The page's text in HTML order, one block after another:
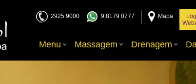
2925 9000 9 8179 0777 Mapa
Menu Massagem Drenagem